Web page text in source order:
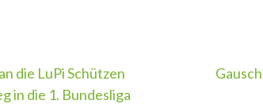
die LuPi Schützen
in die 1. Bundesliga